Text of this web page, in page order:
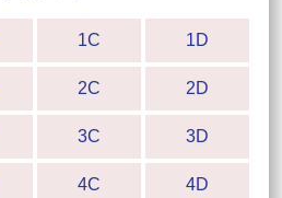
1C 1D
2C 2D
3C 3D
4C 4D